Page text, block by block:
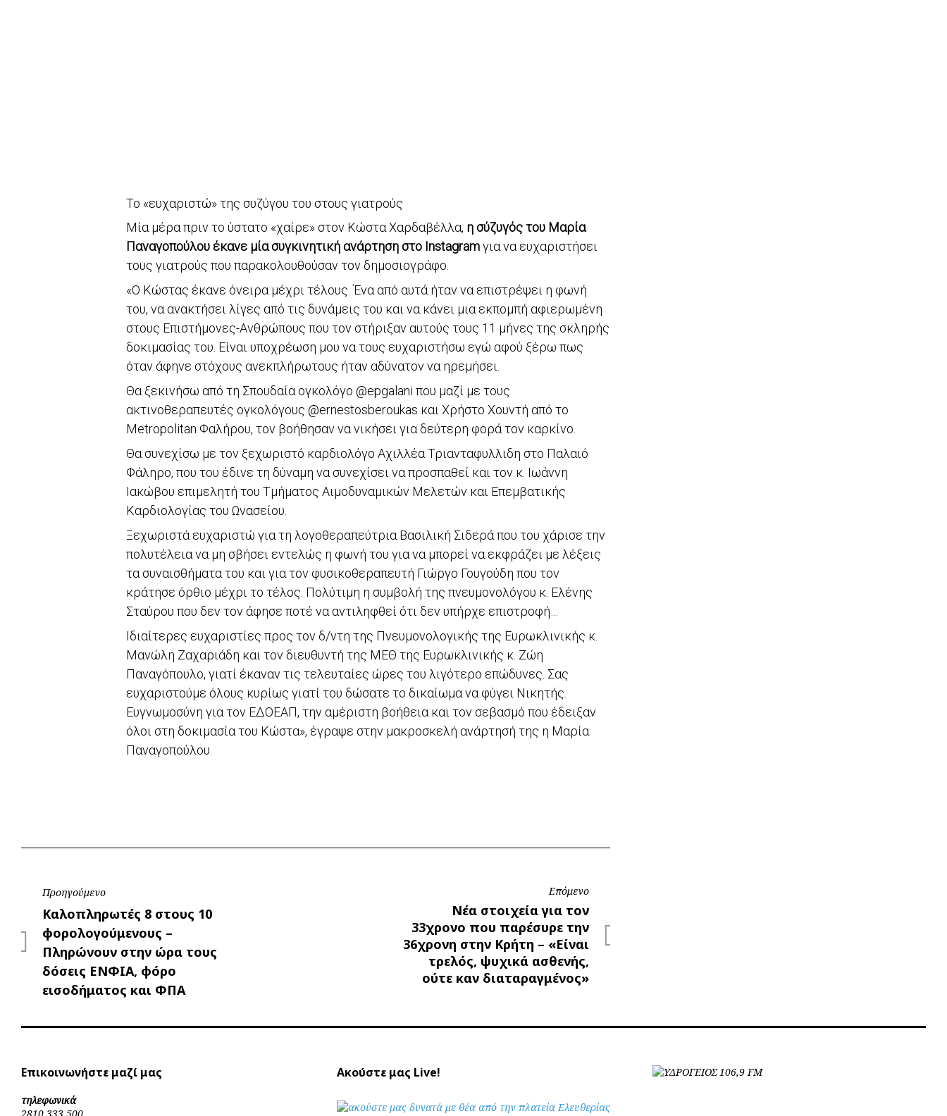
Το «ευχαριστώ» της συζύγου του στους γιατρούς
Μία μέρα πριν το ύστατο «χαίρε» στον Κώστα Χαρδαβέλλα, η σύζυγός του Μαρία
Παναγοπούλου έκανε μία συγκινητική ανάρτηση στo Ιnstagramγια να ευχαριστήσει
τους γιατρούς που παρακολουθούσαν τον δημοσιογράφο.
«Ο Κώστας έκανε όνειρα μέχρι τέλους. Ένα από αυτά ήταν να επιστρέψει η φωνή
του, να ανακτήσει λίγες από τις δυνάμεις του και να κάνει μια εκπομπή αφιερωμένη
στους Επιστήμονες-Ανθρώπους που τον στήριξαν αυτούς τους 11 μήνες της σκληρής
δοκιμασίας του. Είναι υποχρέωση μου να τους ευχαριστήσω εγώ αφού ξέρω πως
όταν άφηνε στόχους ανεκπλήρωτους ήταν αδύνατον να ηρεμήσει.
Θα ξεκινήσω από τη Σπουδαία ογκολόγο @epgalani που μαζί με τους
ακτινοθεραπευτές ογκολόγους @ernestosberoukas και Χρήστο Χουντή από το
Metropolitan Φαλήρου, τον βοήθησαν να νικήσει για δεύτερη φορά τον καρκίνο.
Θα συνεχίσω με τον ξεχωριστό καρδιολόγο Αχιλλέα Τριανταφυλλιδη στο Παλαιό
Φάληρο, που του έδινε τη δύναμη να συνεχίσει να προσπαθεί και τον κ. Ιωάννη
Ιακώβου επιμελητή του Τμήματος Αιμοδυναμικών Μελετών και Επεμβατικής
Καρδιολογίας του Ωνασείου.
Ξεχωριστά ευχαριστώ για τη λογοθεραπεύτρια Βασιλική Σιδερά που του χάρισε την
πολυτέλεια να μη σβήσει εντελώς η φωνή του για να μπορεί να εκφράζει με λέξεις
τα συναισθήματα του και για τον φυσικοθεραπευτή Γιώργο Γουγούδη που τον
κράτησε όρθιο μέχρι το τέλος. Πολύτιμη η συμβολή της πνευμονολόγου κ. Ελένης
Σταύρου που δεν τον άφησε ποτέ να αντιληφθεί ότι δεν υπήρχε επιστροφή…
Ιδιαίτερες ευχαριστίες προς τον δ/ντη της Πνευμονολογικής της Ευρωκλινικής κ.
Μανώλη Ζαχαριάδη και τον διευθυντή της ΜΕΘ της Ευρωκλινικής κ. Ζώη
Παναγόπουλο, γιατί έκαναν τις τελευταίες ώρες του λιγότερο επώδυνες. Σας
ευχαριστούμε όλους κυρίως γιατί του δώσατε το δικαίωμα να φύγει Νικητής.
Ευγνωμοσύνη για τον ΕΔΟΕΑΠ, την αμέριστη βοήθεια και τον σεβασμό που έδειξαν
όλοι στη δοκιμασία του Κώστα», έγραψε στην μακροσκελή ανάρτησή της η Μαρία
Παναγοπούλου.
Πλοήγηση
άρθρων
Προηγούμενο
Προηγούμενο
Καλοπληρωτές 8 στους 10
φορολογούμενους –
Πληρώνουν στην ώρα τους
δόσεις ΕΝΦΙΑ, φόρο
εισοδήματος και ΦΠΑ
Επόμενο
Επόμενο
Νέα στοιχεία για τον
33χρονο που παρέσυρε την
36χρονη στην Κρήτη – «Είναι
τρελός, ψυχικά ασθενής,
ούτε καν διαταραγμένος»
Επικοινωνήστε μαζί μας
τηλεφωνικά
Ακούστε μας Live!